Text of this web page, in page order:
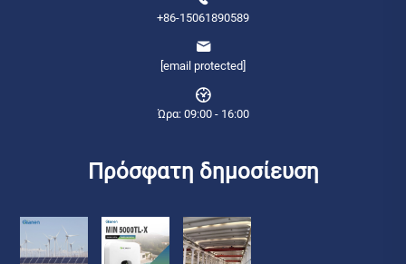
+86-15061890589
[email protected]
Ώρα: 09:00 - 16:00
Πρόσφατη δημοσίευση